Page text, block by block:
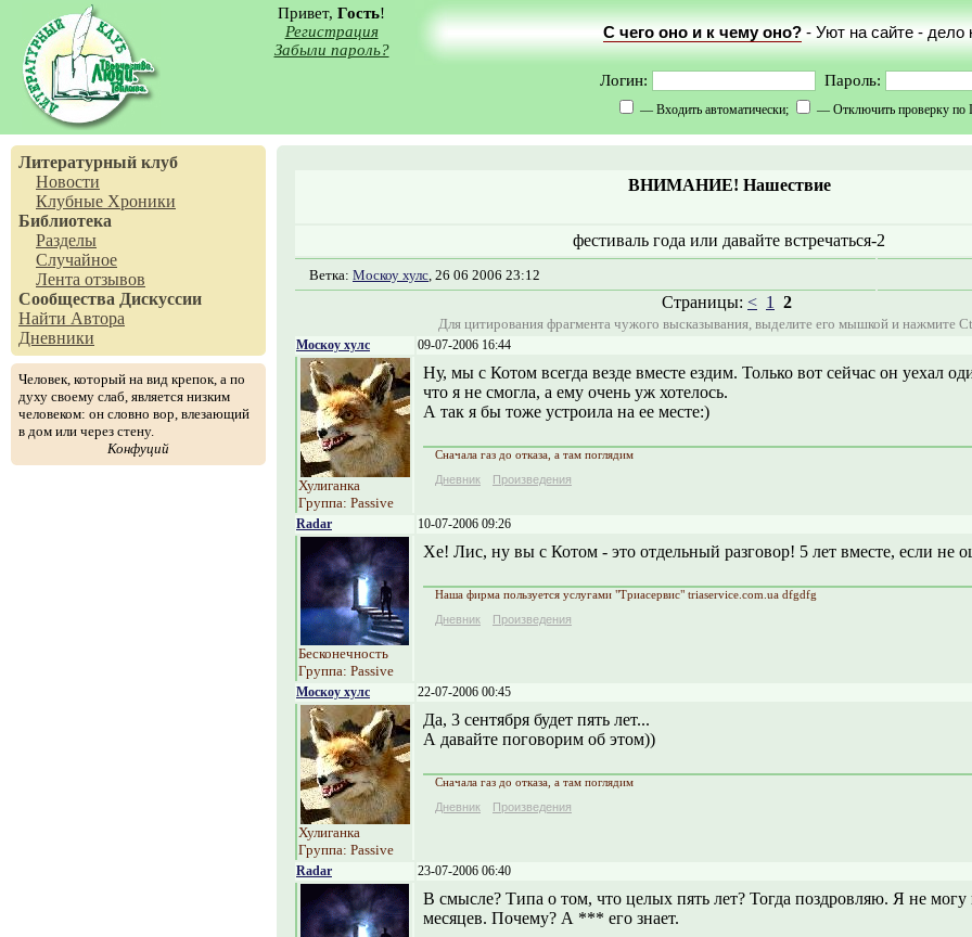
Привет, Гость!
Регистрация
Забыли пароль?
С чего оно и к чему оно?- Уют на сайте - дело
Логин: Пароль:
— Входить автоматически; — Отключить проверку по
Литературный клуб
Новости
Клубные Хроники
Библиотека
Разделы
Случайное
Лента отзывов
Сообщества Дискуссии
Найти Автора
Дневники
Человек, который на вид крепок, а по
духу своему слаб, является низким
человеком: он словно вор, влезающий
в дом или через стену.
Конфуций
ВНИМАНИЕ! Нашествие
фестиваль года или давайте встречаться-2
Ветка: Москоу хулс, 26 06 2006 23:12
Страницы: < 1 2
Для цитирования фрагмента чужого высказывания, выделите его мышкой и нажмите
Москоу хулс 09-07-2006 16:44
Хулиганка
Группа: Passive
Ну, мы с Котом всегда везде вместе ездим. Только вот сейчас он уехал
что я не смогла, а ему очень уж хотелось.
А так я бы тоже устроила на ее месте:)
Сначала газ до отказа, а там поглядим
Дневник
Произведения
Radar 10-07-2006 09:26
Бесконечность
Группа: Passive
Хе! Лис, ну вы с Котом - это отдельный разговор! 5 лет вместе, если не
Наша фирма пользуется услугами "Триасервис" triaservice.com.ua dfgdfg
Дневник
Произведения
Москоу хулс 22-07-2006 00:45
Хулиганка
Группа: Passive
Да, 3 сентября будет пять лет...
А давайте поговорим об этом))
Сначала газ до отказа, а там поглядим
Дневник
Произведения
Radar 23-07-2006 06:40
В смысле? Типа о том, что целых пять лет? Тогда поздровляю. Я не
месяцев. Почему? А *** его знает.